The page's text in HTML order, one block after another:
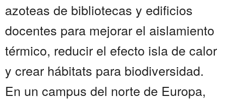
azoteas de bibliotecas y edificios
docentes para mejorar el aislamiento
térmico, reducir el efecto isla de calor
y crear hábitats para biodiversidad.
En un campus del norte de Europa,